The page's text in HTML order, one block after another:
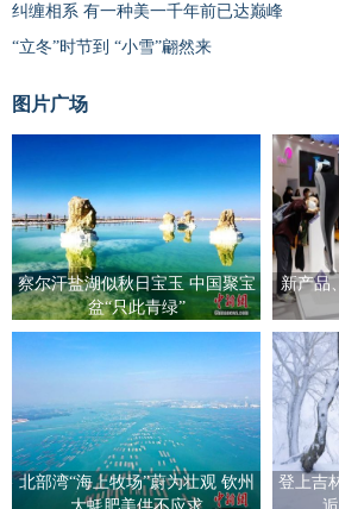
纠缠相系 有一种美一千年前已达巅峰
“立冬”时节到 “小雪”翩然来
图片广场
察尔汗盐湖似秋日宝玉 中国聚宝
盆“只此青绿”
新产品
北部湾“海上牧场”蔚为壮观 钦州
登上吉